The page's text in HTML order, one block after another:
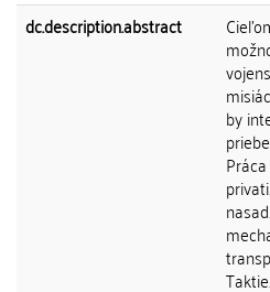
dc.description.abstract
by